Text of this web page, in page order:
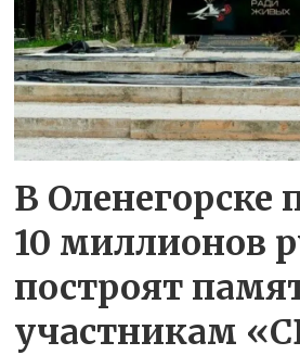
В Оленегорске
10 миллионов
построят
участникам